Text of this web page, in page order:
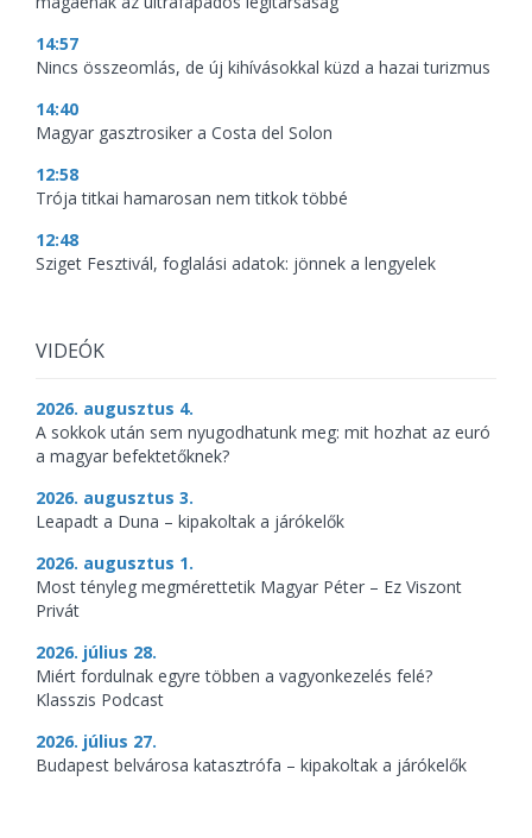
14:57
Nincs összeomlás, de új kihívásokkal küzd a hazai turizmus
14:40
Magyar gasztrosiker a Costa del Solon
12:58
Trója titkai hamarosan nem titkok többé
12:48
Sziget Fesztivál, foglalási adatok: jönnek a lengyelek
VIDEÓK
2026. augusztus 4.
A sokkok után sem nyugodhatunk meg: mit hozhat az euró
a magyar befektetőknek?
2026. augusztus 3.
Leapadt a Duna – kipakoltak a járókelők
2026. augusztus 1.
Most tényleg megmérettetik Magyar Péter – Ez Viszont
Privát
2026. július 28.
Miért fordulnak egyre többen a vagyonkezelés felé?
Klasszis Podcast
2026. július 27.
Budapest belvárosa katasztrófa – kipakoltak a járókelők